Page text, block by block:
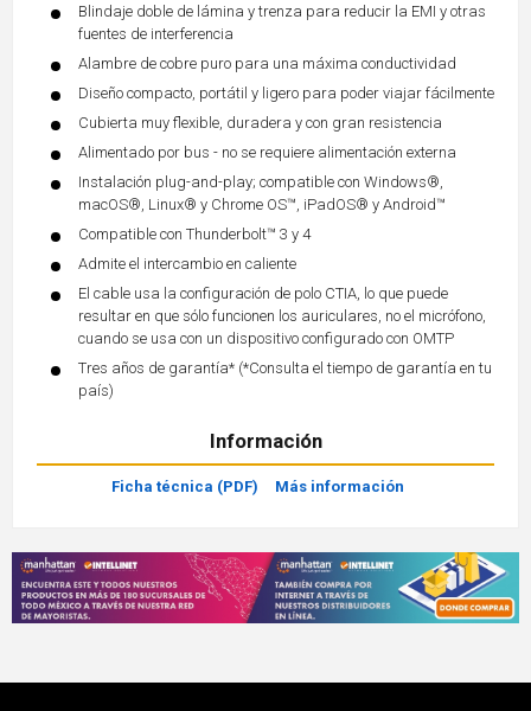
Blindaje doble de lámina y trenza para reducir la EMI y otras
fuentes de interferencia
Alambre de cobre puro para una máxima conductividad
Diseño compacto, portátil y ligero para poder viajar fácilmente
Cubierta muy flexible, duradera y con gran resistencia
Alimentado por bus - no se requiere alimentación externa
Instalación plug-and-play; compatible con Windows®,
macOS®, Linux® y Chrome OS™, iPadOS® y Android™
Compatible con Thunderbolt™ 3 y 4
Admite el intercambio en caliente
El cable usa la configuración de polo CTIA, lo que puede
resultar en que sólo funcionen los auriculares, no el micrófono,
cuando se usa con un dispositivo configurado con OMTP
Tres años de garantía* (*Consulta el tiempo de garantía en tu
país)
Información
Ficha técnica (PDF) Más información